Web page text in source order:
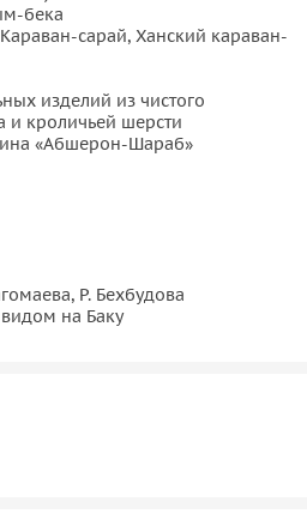
(XV-XIX века).
изделий из чистого
кроличьей шерсти. Здесь
изделия.
домов бакинских ханов, где
азербайджанского
Шараб». Вам будет
его бесплатно!
начала ХХ века.
снимался эпизод из фильма
поэту ХХ века и
бека
сарай, Ханский караван-
изделий из чистого
и кроличьей шерсти
«Абшерон-Шараб»
Р. Бехбудова
на Баку